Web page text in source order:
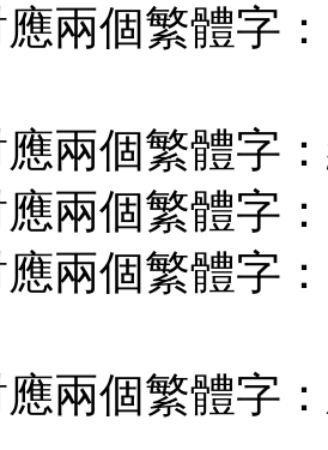
兩個繁體字
兩個繁體字
兩個繁體字
兩個繁體字
兩個繁體字